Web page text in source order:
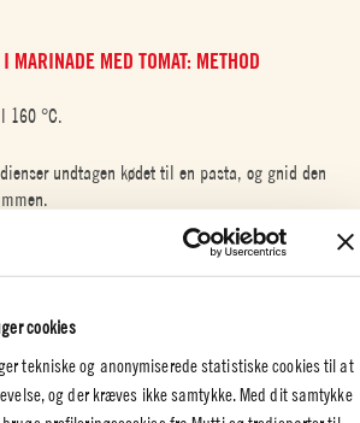
cookies
tekniske og anonymiserede statistiske cookies til at
og der kræves ikke samtykke. Med dit samtykke
MARINADE MED TOMAT: METHOD
160 °C.
undtagen kødet til en pasta, og gnid den
og steg det i en forvarmet ovn i 3 timer,
mørt og har fået en dejlig brun skorpe.
gange under stegningen, hvis det er muligt.
og lad det hvile i 10 min. inden udskæring.